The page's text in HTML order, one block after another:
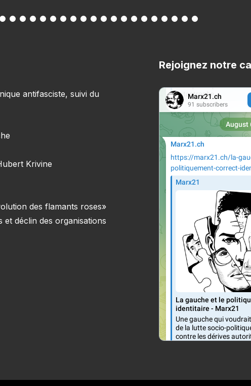
antifasciste, suivi du
Krivine
des flamants roses»
et déclin des organisations
Rejoignez notre